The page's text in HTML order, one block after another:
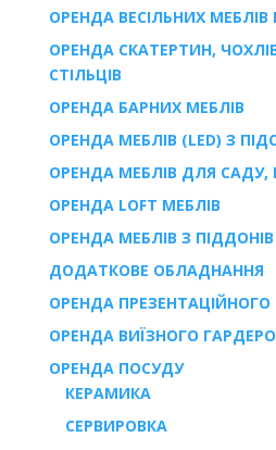
ОРЕНДА ВЕСІЛЬНИХ МЕБЛІВ
ОРЕНДА СКАТЕРТИН,
СТІЛЬЦІВ
ОРЕНДА БАРНИХ МЕБЛІВ
ОРЕНДА МЕБЛІВ (LED) З
ОРЕНДА МЕБЛІВ ДЛЯ САДУ,
ОРЕНДА LOFT МЕБЛІВ
ОРЕНДА МЕБЛІВ З
ДОДАТКОВЕ ОБЛАДНАННЯ
ОРЕНДА
ОРЕНДА ВИЇЗНОГО
ОРЕНДА ПОСУДУ
КЕРАМИКА
СЕРВИРОВКА